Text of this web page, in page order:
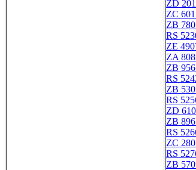
ZD
ZC
ZB
RS
ZE
ZA
ZB
RS
ZB
RS
ZD
ZB
RS
ZC
RS
ZB